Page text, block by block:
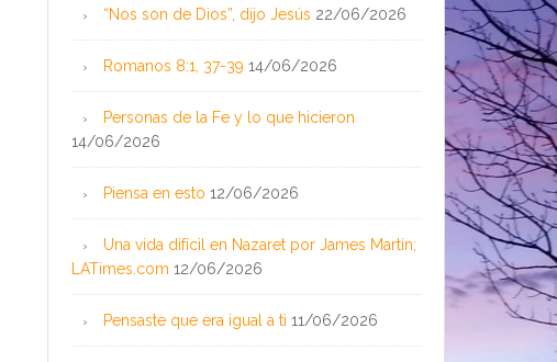
“Nos son de Dios”, dijo Jesús 22/06/2026
Romanos 8:1, 37-39 14/06/2026
Personas de la Fe y lo que hicieron
14/06/2026
Piensa en esto 12/06/2026
Una vida difícil en Nazaret por James Martin;
LATimes.com 12/06/2026
Pensaste que era igual a ti 11/06/2026